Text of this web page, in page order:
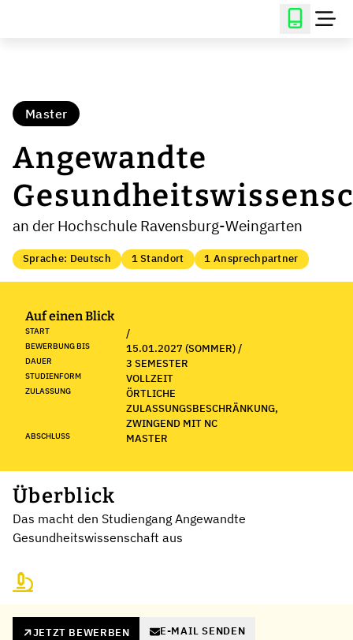
Master
Angewandte
an der Hochschule Ravensburg-Weingarten
Sprache: Deutsch 1 Standort 1 Ansprechpartner
Auf einen Blick
START /
BEWERBUNG BIS 15.01.2027 (SOMMER) /
DAUER 3 SEMESTER
STUDIENFORM VOLLZEIT
ZULASSUNG
ÖRTLICHE
ZULASSUNGSBESCHRÄNKUNG,
ZWINGEND MIT NC
ABSCHLUSS MASTER
Überblick
Das macht den Studiengang Angewandte
Gesundheitswissenschaft aus
JETZT BEWERBEN E-MAIL SENDEN